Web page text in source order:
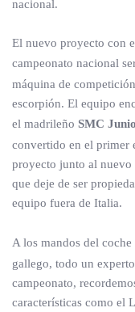
nacional.
El nuevo proyecto con
campeonato nacional
máquina de
escorpión. El equipo
el madrileño SMC
convertido en el primer
proyecto junto al nuevo
que deje de ser
equipo fuera de Italia.
A los mandos del coche
gallego, todo un
campeonato,
características como el